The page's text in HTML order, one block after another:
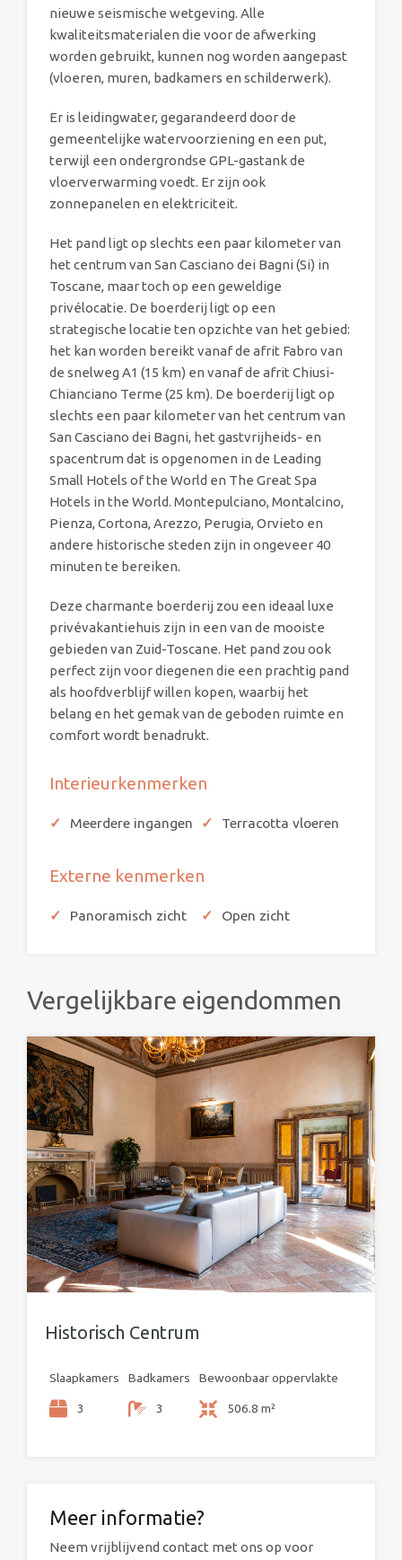
nieuwe seismische wetgeving. Alle
kwaliteitsmaterialen die voor de afwerking
worden gebruikt, kunnen nog worden aangepast
(vloeren, muren, badkamers en schilderwerk).
Er is leidingwater, gegarandeerd door de
gemeentelijke watervoorziening en een put,
terwijl een ondergrondse GPL-gastank de
vloerverwarming voedt. Er zijn ook
zonnepanelen en elektriciteit.
Het pand ligt op slechts een paar kilometer van
het centrum van San Casciano dei Bagni (Si) in
Toscane, maar toch op een geweldige
privélocatie. De boerderij ligt op een
strategische locatie ten opzichte van het gebied:
het kan worden bereikt vanaf de afrit Fabro van
de snelweg A1 (15 km) en vanaf de afrit Chiusi-
Chianciano Terme (25 km). De boerderij ligt op
slechts een paar kilometer van het centrum van
San Casciano dei Bagni, het gastvrijheids- en
spacentrum dat is opgenomen in de Leading
Small Hotels of the World en The Great Spa
Hotels in the World. Montepulciano, Montalcino,
Pienza, Cortona, Arezzo, Perugia, Orvieto en
andere historische steden zijn in ongeveer 40
minuten te bereiken.
Deze charmante boerderij zou een ideaal luxe
privévakantiehuis zijn in een van de mooiste
gebieden van Zuid-Toscane. Het pand zou ook
perfect zijn voor diegenen die een prachtig pand
als hoofdverblijf willen kopen, waarbij het
belang en het gemak van de geboden ruimte en
comfort wordt benadrukt.
Interieurkenmerken
Meerdere ingangen Terracotta vloeren
Externe kenmerken
Panoramisch zicht Open zicht
Vergelijkbare eigendommen
Historisch Centrum
Slaapkamers
3
Badkamers
3
Bewoonbaar oppervlakte
506.8 m²
Meer informatie?
Neem vrijblijvend contact met ons op voor